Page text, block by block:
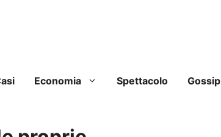
Economia Spettacolo Gossip